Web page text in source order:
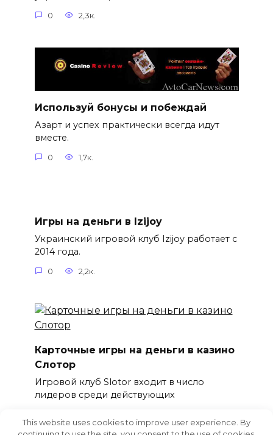
0 2,3к.
Используй бонусы и побеждай
Азарт и успех практически всегда идут
вместе.
0 1,7к.
Игры на деньги в Izijoy
Украинский игровой клуб Izijoy работает с
2014 года.
0 2,2к.
Карточные игры на деньги в казино
Слотор
Игровой клуб Slotor входит в число
лидеров среди действующих
This website uses cookies to improve user experience. By